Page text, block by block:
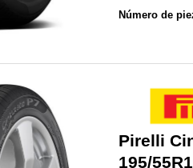
Número de
Pirelli
195/